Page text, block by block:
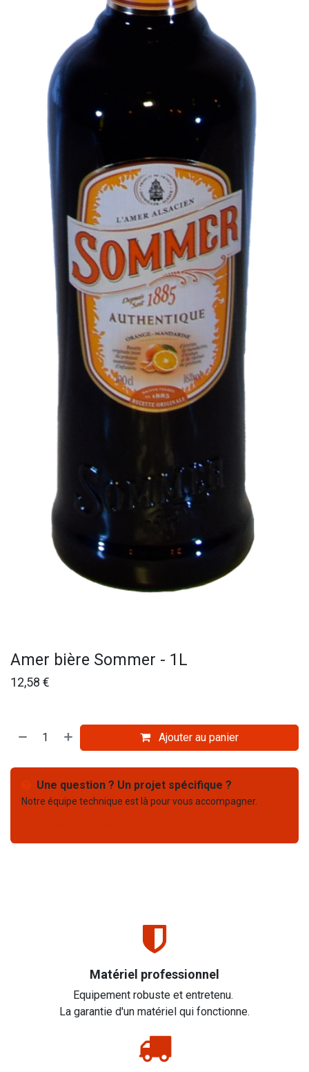
Amer bière Sommer - 1L
12,58 €
Ajouter au panier
Une question ? Un projet spécifique ?
Notre équipe technique est là pour vous accompagner.
Matériel professionnel
Equipement robuste et entretenu.
La garantie d'un matériel qui fonctionne.